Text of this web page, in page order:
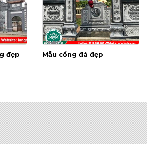
đẹp
Mẫu cổng đá đẹp